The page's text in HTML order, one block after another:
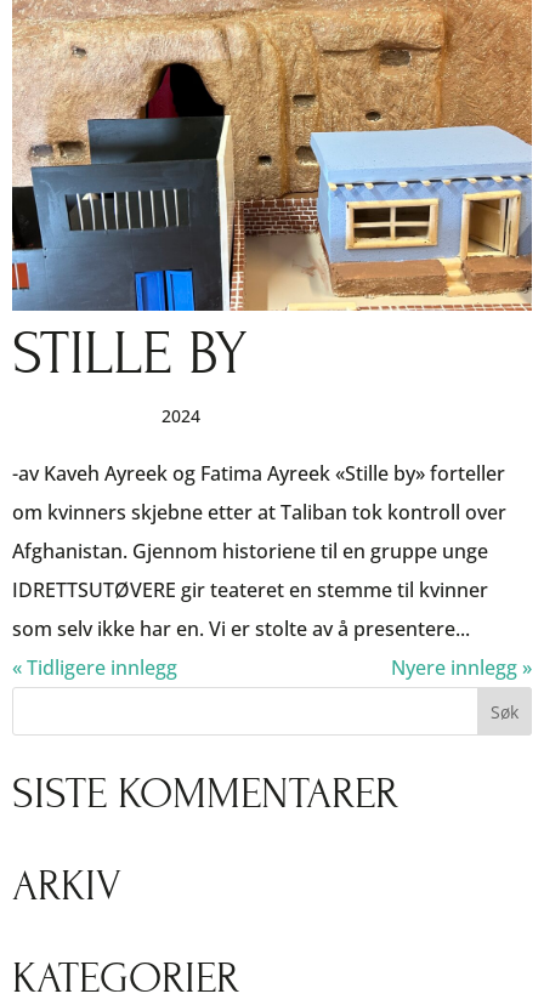
STILLE BY
|
2024
-av Kaveh Ayreek og Fatima Ayreek «Stille by» forteller
om kvinners skjebne etter at Taliban tok kontroll over
Afghanistan. Gjennom historiene til en gruppe unge
IDRETTSUTØVERE gir teateret en stemme til kvinner
som selv ikke har en. Vi er stolte av å presentere...
« Tidligere innlegg
Nyere innlegg »
SISTE KOMMENTARER
ARKIV
KATEGORIER